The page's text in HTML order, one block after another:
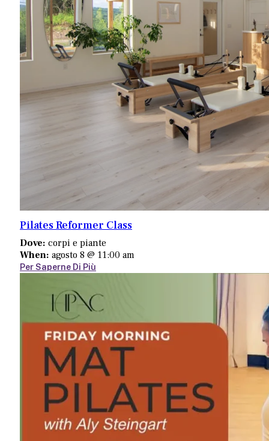
Pilates Reformer Class
Dove: corpi e piante
When: agosto 8 @ 11:00 am
Per Saperne Di Più